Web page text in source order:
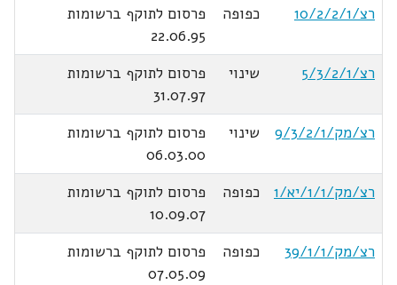
רצ/10/2/2/1
כפופה
פרסום לתוקף ברשומות
22.06.95
רצ/5/3/2/1
שינוי
פרסום לתוקף ברשומות
31.07.97
רצ/מק/9/3/2/1
שינוי
פרסום לתוקף ברשומות
06.03.00
רצ/מק/1/1/יא/1
כפופה
פרסום לתוקף ברשומות
10.09.07
רצ/מק/39/1/1
כפופה
פרסום לתוקף ברשומות
07.05.09